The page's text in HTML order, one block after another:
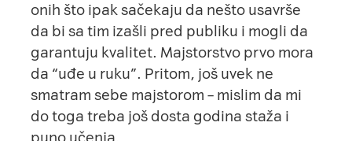
onih što ipak sačekaju da nešto usavrše
da bi sa tim izašli pred publiku i mogli da
garantuju kvalitet. Majstorstvo prvo mora
da “uđe u ruku”. Pritom, još uvek ne
smatram sebe majstorom – mislim da mi
do toga treba još dosta godina staža i